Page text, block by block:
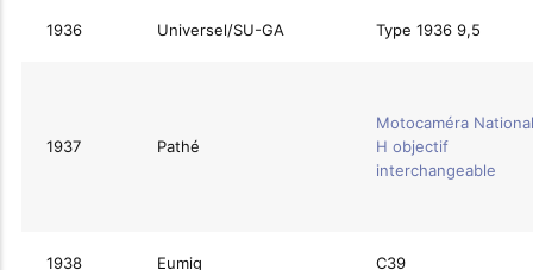
1936 Universel/SU-GA Type 1936 9,5
1937 Pathé
Motocaméra National
H objectif
interchangeable
1938 Eumig C39